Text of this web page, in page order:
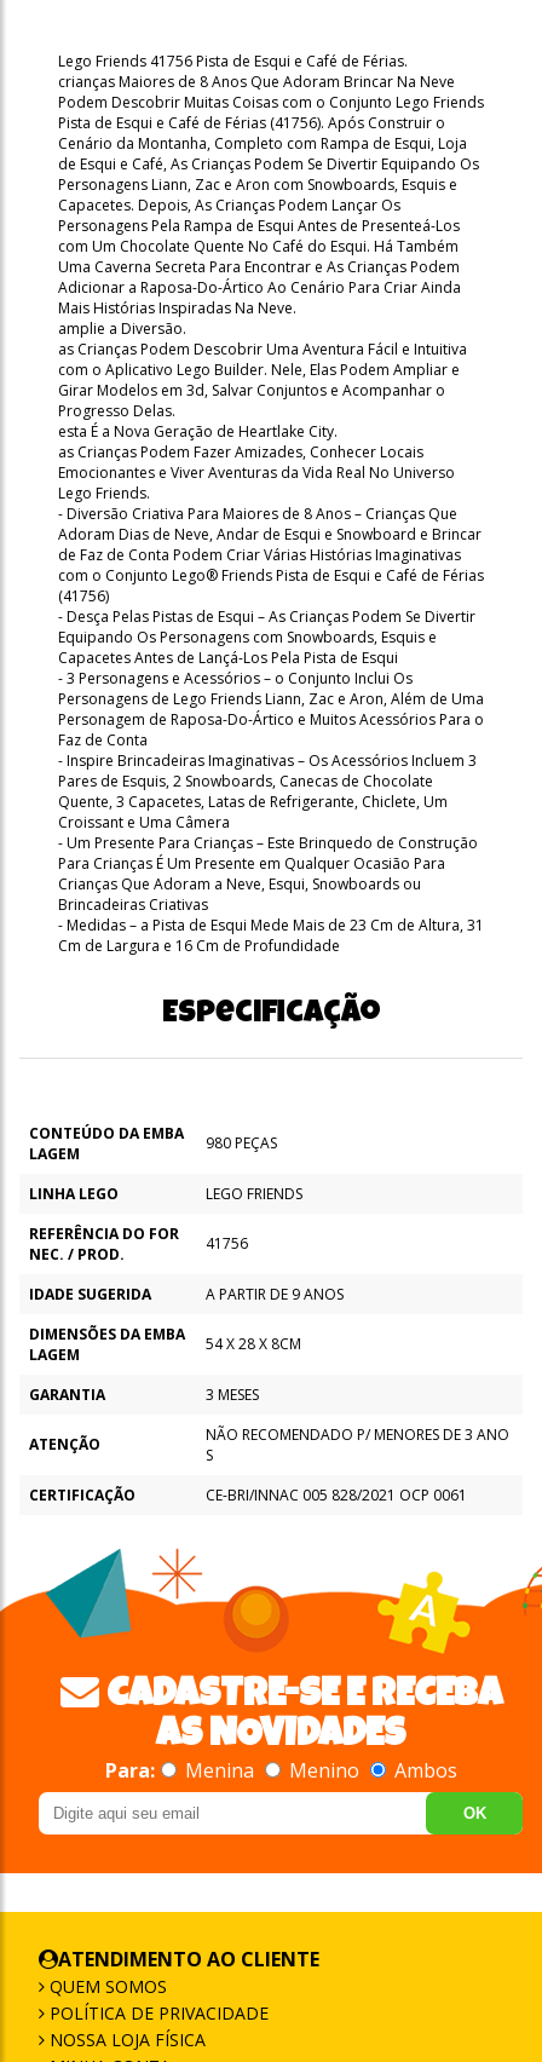
Lego Friends 41756 Pista de Esqui e Café de Férias.
crianças Maiores de 8 Anos Que Adoram Brincar Na Neve
Podem Descobrir Muitas Coisas com o Conjunto Lego Friends
Pista de Esqui e Café de Férias (41756). Após Construir o
Cenário da Montanha, Completo com Rampa de Esqui, Loja
de Esqui e Café, As Crianças Podem Se Divertir Equipando Os
Personagens Liann, Zac e Aron com Snowboards, Esquis e
Capacetes. Depois, As Crianças Podem Lançar Os
Personagens Pela Rampa de Esqui Antes de Presenteá-Los
com Um Chocolate Quente No Café do Esqui. Há Também
Uma Caverna Secreta Para Encontrar e As Crianças Podem
Adicionar a Raposa-Do-Ártico Ao Cenário Para Criar Ainda
Mais Histórias Inspiradas Na Neve.
amplie a Diversão.
as Crianças Podem Descobrir Uma Aventura Fácil e Intuitiva
com o Aplicativo Lego Builder. Nele, Elas Podem Ampliar e
Girar Modelos em 3d, Salvar Conjuntos e Acompanhar o
Progresso Delas.
esta É a Nova Geração de Heartlake City.
as Crianças Podem Fazer Amizades, Conhecer Locais
Emocionantes e Viver Aventuras da Vida Real No Universo
Lego Friends.
- Diversão Criativa Para Maiores de 8 Anos – Crianças Que
Adoram Dias de Neve, Andar de Esqui e Snowboard e Brincar
de Faz de Conta Podem Criar Várias Histórias Imaginativas
com o Conjunto Lego® Friends Pista de Esqui e Café de Férias
(41756)
- Desça Pelas Pistas de Esqui – As Crianças Podem Se Divertir
Equipando Os Personagens com Snowboards, Esquis e
Capacetes Antes de Lançá-Los Pela Pista de Esqui
- 3 Personagens e Acessórios – o Conjunto Inclui Os
Personagens de Lego Friends Liann, Zac e Aron, Além de Uma
Personagem de Raposa-Do-Ártico e Muitos Acessórios Para o
Faz de Conta
- Inspire Brincadeiras Imaginativas – Os Acessórios Incluem 3
Pares de Esquis, 2 Snowboards, Canecas de Chocolate
Quente, 3 Capacetes, Latas de Refrigerante, Chiclete, Um
Croissant e Uma Câmera
- Um Presente Para Crianças – Este Brinquedo de Construção
Para Crianças É Um Presente em Qualquer Ocasião Para
Crianças Que Adoram a Neve, Esqui, Snowboards ou
Brincadeiras Criativas
- Medidas – a Pista de Esqui Mede Mais de 23 Cm de Altura, 31
Cm de Largura e 16 Cm de Profundidade
Especificação
CONTEÚDO DA EMBA
LAGEM
980 PEÇAS
LINHA LEGO
LEGO FRIENDS
REFERÊNCIA DO FOR
NEC. / PROD.
41756
IDADE SUGERIDA
A PARTIR DE 9 ANOS
DIMENSÕES DA EMBA
LAGEM
54 X 28 X 8CM
GARANTIA 3 MESES
ATENÇÃO
NÃO RECOMENDADO P/ MENORES DE 3 ANO
S
CERTIFICAÇÃO
CE-BRI/INNAC 005 828/2021 OCP 0061
CADASTRE-SE E RECEBA
AS NOVIDADES
Para: Menina Menino Ambos
OK
ATENDIMENTO AO CLIENTE
QUEM SOMOS
POLÍTICA DE PRIVACIDADE
NOSSA LOJA FÍSICA